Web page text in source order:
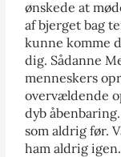
ønskede at
af bjerget bag
kunne komme
dig. Sådanne
menneskers
overvældende
dyb
som aldrig før.
ham aldrig igen.